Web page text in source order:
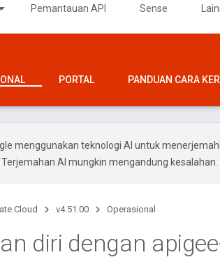
Pemantauan API Sense
PORTAL PANDUAN CARA
menggunakan teknologi AI untuk
AI mungkin mengandung kesalahan.
Cloud v4.51.00 Operasional
diri dengan